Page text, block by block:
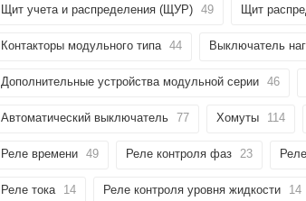
Щит учета и распределения (ЩУР) 49 Щит
Контакторы модульного типа 44 Выключатель
Дополнительные устройства модульной серии 46
Автоматический выключатель 77 Хомуты 114
Реле времени 49 Реле контроля фаз 23
Реле тока 14 Реле контроля уровня жидкости 14